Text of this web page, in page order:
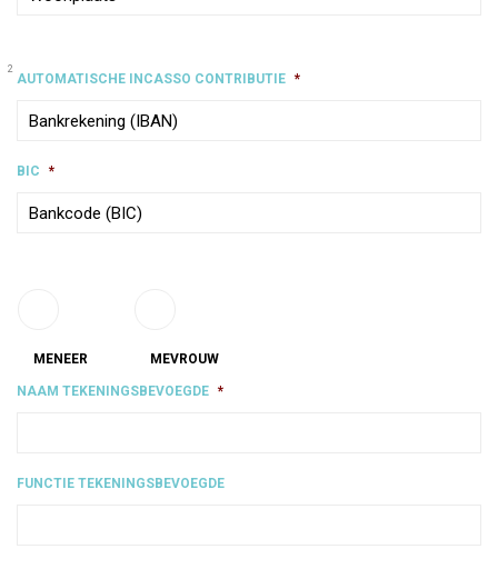
AUTOMATISCHE INCASSO CONTRIBUTIE *
2
BIC *
MENEER MEVROUW
NAAM TEKENINGSBEVOEGDE *
FUNCTIE TEKENINGSBEVOEGDE